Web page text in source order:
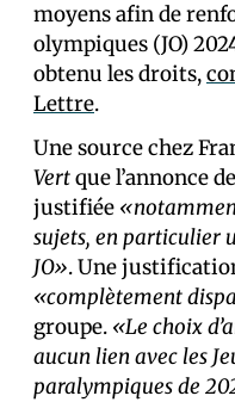
moyens afin de
olympiques (JO)
obtenu les droits,
Lettre.
Une source chez
Vertque l’annonce
justifiée
sujets, en particulier
JO». Une
«complètement
groupe. «Le choix
aucun lien avec les
paralympiques de